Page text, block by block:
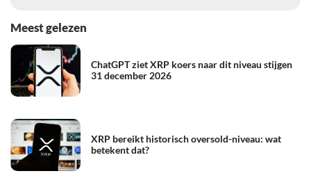
Meest gelezen
ChatGPT ziet XRP koers naar dit niveau stijgen
31 december 2026
XRP bereikt historisch oversold-niveau: wat
betekent dat?